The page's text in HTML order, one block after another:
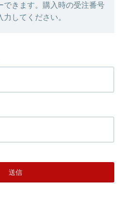
できます。購入時の受注番号
してください。